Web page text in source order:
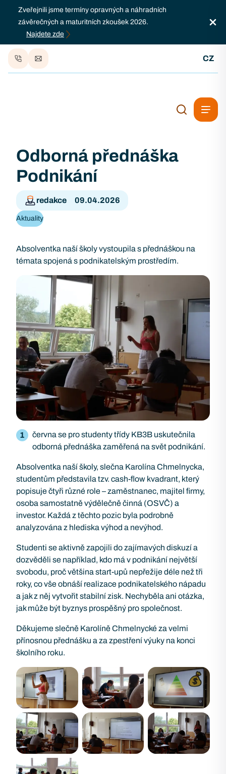
Zveřejnili jsme termíny opravných a náhradních
závěrečných a maturitních zkoušek 2026.
Najdete zde
CZ
Odborná přednáška
Podnikání
redakce 09.04.2026
Aktuality
Absolventka naší školy vystoupila s přednáškou na
témata spojená s podnikatelským prostředím.
června se pro studenty třídy KB3B uskutečnila
odborná přednáška zaměřená na svět podnikání.
Absolventka naší školy, slečna Karolína Chmelnycka,
studentům představila tzv. cash-flow kvadrant, který
popisuje čtyři různé role – zaměstnanec, majitel firmy,
osoba samostatně výdělečně činná (OSVČ) a
investor. Každá z těchto pozic byla podrobně
analyzována z hlediska výhod a nevýhod.
Studenti se aktivně zapojili do zajímavých diskuzí a
dozvěděli se například, kdo má v podnikání největší
svobodu, proč většina start-upů nepřežije déle než tři
roky, co vše obnáší realizace podnikatelského nápadu
a jak z něj vytvořit stabilní zisk. Nechyběla ani otázka,
jak může být byznys prospěšný pro společnost.
Děkujeme slečně Karolíně Chmelnycké za velmi
přínosnou přednášku a za zpestření výuky na konci
školního roku.